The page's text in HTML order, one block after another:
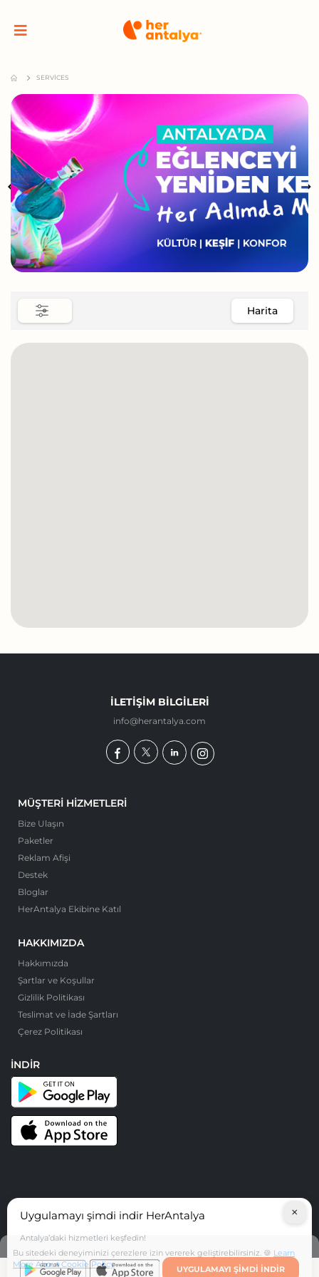
SERVICES
Harita
İLETIŞIM BILGILERI
info@herantalya.com
MÜŞTERI HIZMETLERI
Bize Ulaşın
Paketler
Reklam Afişi
Destek
Bloglar
HerAntalya Ekibine Katıl
HAKKIMIZDA
Hakkımızda
Şartlar ve Koşullar
Gizlilik Politikası
Teslimat ve İade Şartları
Çerez Politikası
İNDIR
© HerAntalya. 2026. Tüm Hakları Saklıdır
Uygulamayı şimdi indir HerAntalya
Antalya’daki hizmetleri keşfedin!
UYGULAMAYI ŞIMDI INDIR
×
Bu sitedeki deneyiminizi çerezlere izin vererek geliştirebilirsiniz. 🍪 Learn
More About Cookie Policy